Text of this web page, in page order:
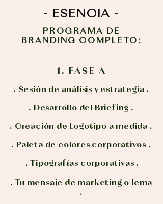
- ESENCIA -
PROGRAMA DE
BRANDING COMPLETO:
1. FASE A
. Sesión de análisis y estrategia .
. Desarrollo del Briefing .
. Creación de Logotipo a medida .
. Paleta de colores corporativos .
. Tipografías corporativas .
. Tu mensaje de marketing o lema
.